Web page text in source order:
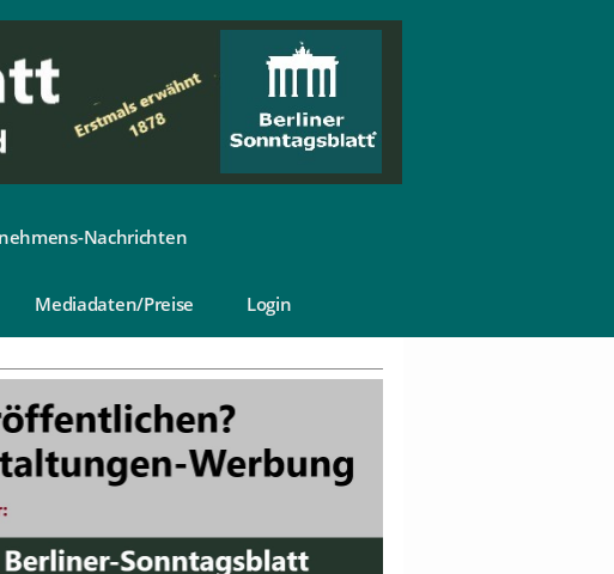
Nachrichten
Mediadaten/Preise Login